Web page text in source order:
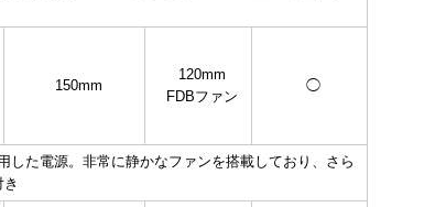
150mm
120mm
FDBファン
◯
た電源。非常に静かなファンを搭載しており、さら